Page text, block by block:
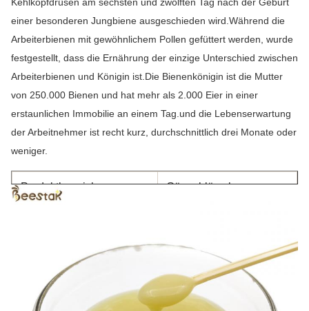
einer besonderen Jungbiene ausgeschieden wird.Während die
Arbeiterbienen mit gewöhnlichem Pollen gefüttert werden, wurde
festgestellt, dass die Ernährung der einzige Unterschied zwischen
Arbeiterbienen und Königin ist.Die Bienenkönigin ist die Mutter
von 250.000 Bienen und hat mehr als 2.000 Eier in einer
erstaunlichen Immobilie an einem Tag.und die Lebenserwartung
der Arbeitnehmer ist recht kurz, durchschnittlich drei Monate oder
weniger.
Produktbezeichnung Gänseblümchen